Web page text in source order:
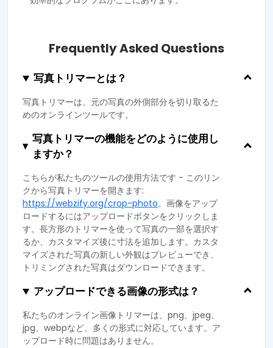
Frequently Asked Questions
写真トリマーとは？
写真トリマーは、元の写真の外側部分を切り取るた
めのオンラインツールです。
写真トリマーの機能をどのように使用し
ますか？
こちらが私たちのツールの使用方法です - このリン
クから写真トリマーを開きます:
https://webzify.org/crop-photo。画像をアップ
ロードするにはアップロードボタンをクリックしま
す。長方形のトリマーを使って写真の一部を選択す
るか、カスタマイズ後に寸法を追加します。カスタ
マイズされた写真の新しい外観はプレビューでき、
トリミングされた写真はダウンロードできます。
アップロードできる画像の形式は？
私たちのオンライン画像トリマーは、png、jpeg、
jpg、webpなど、多くの形式に対応しています。ア
ップロード時に問題はありません。